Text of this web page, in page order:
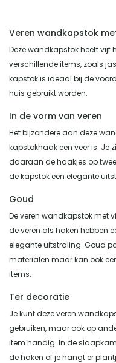
Veren wandkapstok
Deze wandkapstok heeft vijf
verschillende items, zoals
kapstok is ideaal bij de
huis gebruikt worden.
In de vorm van veren
Het bijzondere aan deze
kapstokhaak een veer is. Je
daaraan de haakjes op
de kapstok een elegante
Goud
De veren wandkapstok met
de veren als haken hebben
elegante uitstraling. Goud
materialen maar kan ook
items.
Ter decoratie
Je kunt deze veren
gebruiken, maar ook op
item handig. In de
de haken of je hangt er